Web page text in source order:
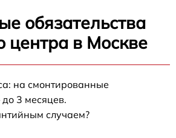
обязательства
центра в Москве
на смонтированные
3 месяцев.
случаем?